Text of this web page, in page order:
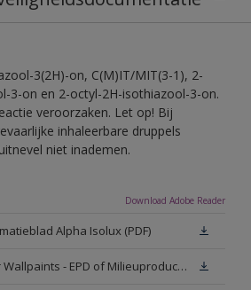
3(2H)-on, C(M)IT/MIT(3-1), 2-
3-on en 2-octyl-2H-isothiazool-3-on.
veroorzaken. Let op! Bij
inhaleerbare druppels
niet inademen.
Download Adobe Reader
Alpha Isolux (PDF)
Sikkens Interior Wallpaints - EPD of Milieuproductverklaring